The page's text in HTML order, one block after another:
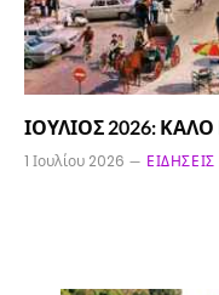
ΙΟΥΛΙΟΣ 2026:
1 Ιουλίου 2026 ΕΙΔΉΣΕΙΣ